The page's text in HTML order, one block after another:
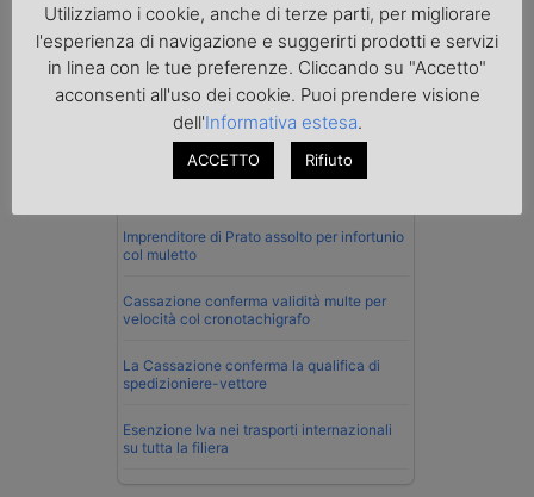
Normativa
Imprenditore di Prato assolto per infortunio
col muletto
Cassazione conferma validità multe per
velocità col cronotachigrafo
La Cassazione conferma la qualifica di
spedizioniere-vettore
Esenzione Iva nei trasporti internazionali
su tutta la filiera
Utilizziamo i cookie, anche di terze parti, per migliorare
l'esperienza di navigazione e suggerirti prodotti e servizi
in linea con le tue preferenze. Cliccando su "Accetto"
acconsenti all'uso dei cookie. Puoi prendere visione
dell'Informativa estesa.
ACCETTO Rifiuto